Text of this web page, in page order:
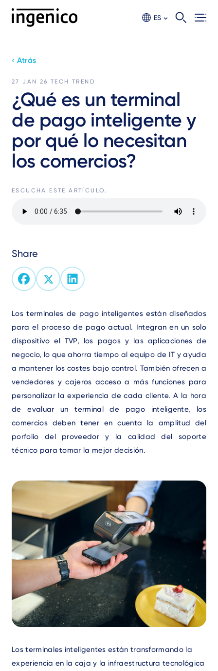
contento
ES
‹ Atrás
27 JAN 26TECH TREND
¿Qué es un terminal
de pago inteligente y
por qué lo necesitan
los comercios?
ESCUCHA ESTE ARTÍCULO.
Share
Text
Los terminales de pago inteligentes están diseñados
para el proceso de pago actual. Integran en un solo
dispositivo el TVP, los pagos y las aplicaciones de
negocio, lo que ahorra tiempo al equipo de IT y ayuda
a mantener los costes bajo control. También ofrecen a
vendedores y cajeros acceso a más funciones para
personalizar la experiencia de cada cliente. A la hora
de evaluar un terminal de pago inteligente, los
comercios deben tener en cuenta la amplitud del
porfolio del proveedor y la calidad del soporte
técnico para tomar la mejor decisión.
Text
Los terminales inteligentes están transformando la
experiencia en la caja y la infraestructura tecnológica